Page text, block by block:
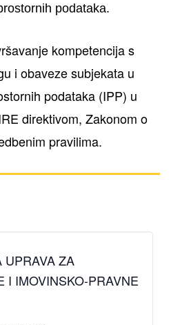
podataka.
kompetencija s
i obaveze subjekata u
podataka (IPP) u
direktivom, Zakonom o
pravilima.
UPRAVA ZA
I IMOVINSKO-PRAVNE